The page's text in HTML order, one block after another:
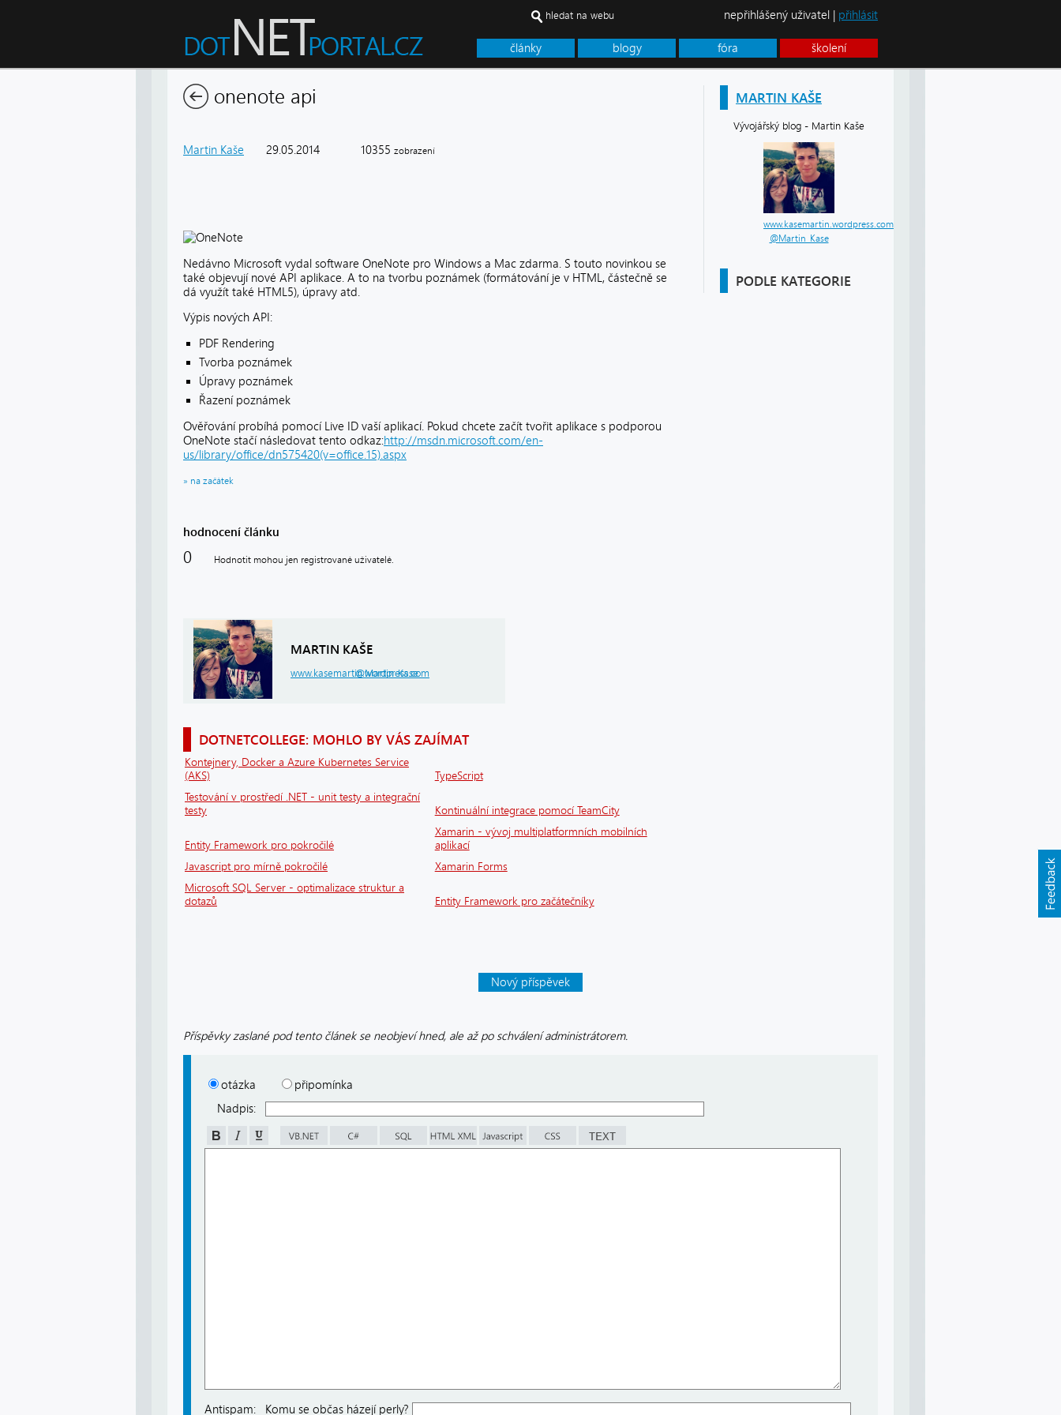
články blogy fóra školení
hledat na webu nepřihlášený uživatel | přihlásit
MARTIN KAŠE
Vývojářský blog - Martin Kaše
www.kasemartin.wordpress.com
@Martin_Kase
PODLE KATEGORIE
onenote api
Martin Kaše 29.05.2014 10355 zobrazení
Nedávno Microsoft vydal software OneNote pro Windows a Mac zdarma. S touto novinkou se
také objevují nové API aplikace. A to na tvorbu poznámek (formátování je v HTML, částečně se
dá využít také HTML5), úpravy atd.
Výpis nových API:
PDF Rendering
Tvorba poznámek
Úpravy poznámek
Řazení poznámek
Ověřování probíhá pomocí Live ID vaší aplikací. Pokud chcete začít tvořit aplikace s podporou
OneNote stačí následovat tento odkaz:http://msdn.microsoft.com/en-
us/library/office/dn575420(v=office.15).aspx
» na začátek
hodnocení článku
0 Hodnotit mohou jen registrované uživatelé.
MARTIN KAŠE
www.kasemartin.wordpress.com
@Martin_Kase
DOTNETCOLLEGE: MOHLO BY VÁS ZAJÍMAT
Kontejnery, Docker a Azure Kubernetes Service
(AKS)
TypeScript
Testování v prostředí .NET - unit testy a integrační
testy
Kontinuální integrace pomocí TeamCity
Entity Framework pro pokročilé
Xamarin - vývoj multiplatformních mobilních
aplikací
Javascript pro mírně pokročilé
Xamarin Forms
Microsoft SQL Server - optimalizace struktur a
dotazů
Entity Framework pro začátečníky
Nový příspěvek
Příspěvky zaslané pod tento článek se neobjeví hned, ale až po schválení administrátorem.
otázka
připomínka
Nadpis:
Antispam: Komu se občas házejí perly?